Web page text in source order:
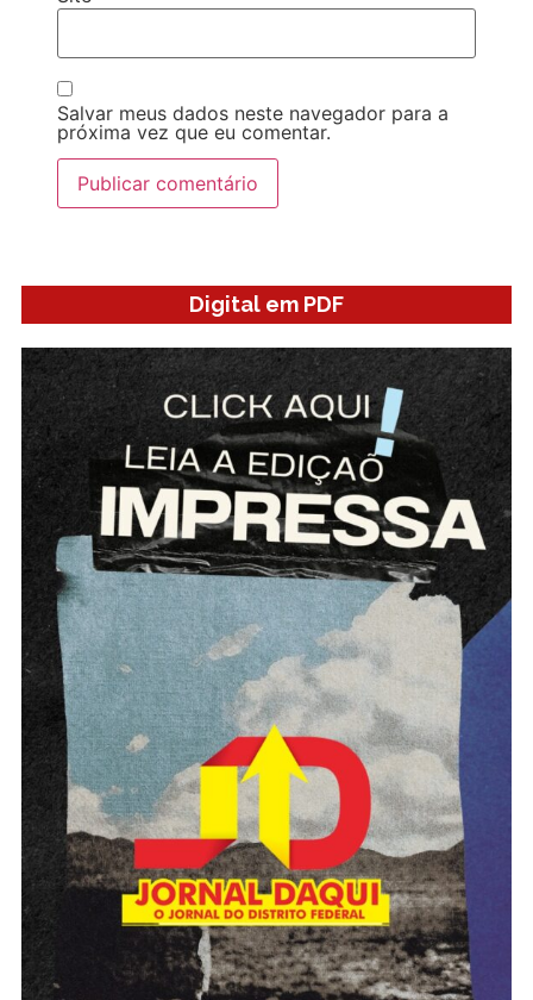
Salvar meus dados neste navegador para a
próxima vez que eu comentar.
Digital em PDF